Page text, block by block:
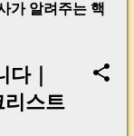
가 알려주는 핵
｜
리스트